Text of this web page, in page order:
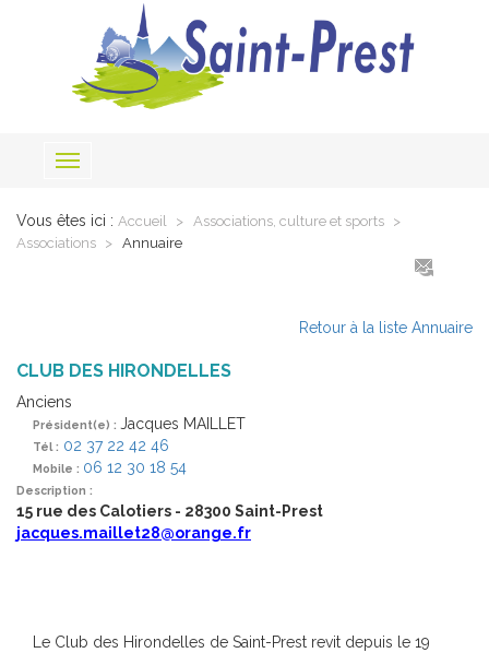
Toggle
Vous êtes ici : Accueil
Associations, culture et sports
Associations
Annuaire
Retour à la liste Annuaire
CLUB DES HIRONDELLES
Anciens
Président(e) : Jacques MAILLET
Tél : 02 37 22 42 46
Mobile : 06 12 30 18 54
Description :
15 rue des Calotiers - 28300 Saint-Prest
jacques.maillet28@orange.fr
Le Club des Hirondelles de Saint-Prest revit depuis le 19